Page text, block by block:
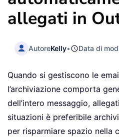
allegati in
AutoreKelly• Data di
Quando si gestiscono le
l’archiviazione comporta
dell’intero messaggio,
situazioni è preferibile
per risparmiare spazio nella